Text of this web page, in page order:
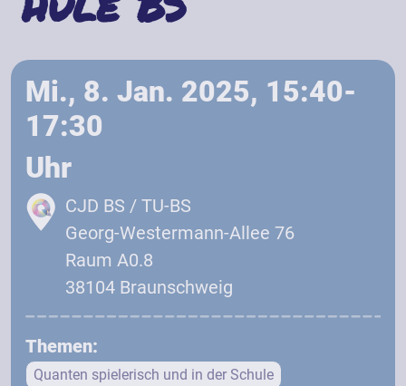
Mi., 8. Jan. 2025, 15:40-
17:30
Uhr
CJD BS / TU-BS
Georg-Westermann-Allee 76
Raum A0.8
38104 Braunschweig
Themen:
Quanten spielerisch und in der Schule